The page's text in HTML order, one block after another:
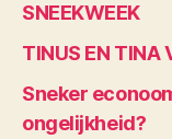
SNEEKWEEK
TINUS EN TINA
Sneker
ongelijkheid?